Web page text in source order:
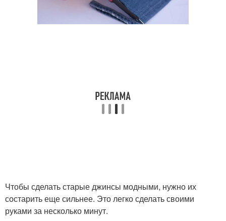
Чтобы сделать старые джинсы модными, нужно их
состарить еще сильнее. Это легко сделать своими
руками за несколько минут.